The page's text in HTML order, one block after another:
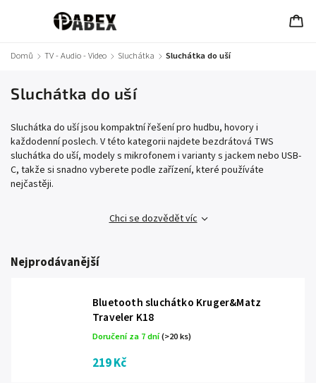
Domů / TV - Audio - Video / Sluchátka / Sluchátka do uší
Sluchátka do uší
Sluchátka do uší jsou kompaktní řešení pro hudbu, hovory i
každodenní poslech. V této kategorii najdete bezdrátová TWS
sluchátka do uší, modely s mikrofonem i varianty s jackem nebo USB-
C, takže si snadno vyberete podle zařízení, které používáte
nejčastěji.
Chci se dozvědět víc
Nejprodávanější
Bluetooth sluchátko Kruger&Matz
Traveler K18
Doručení za 7 dní(>20 ks)
219 Kč